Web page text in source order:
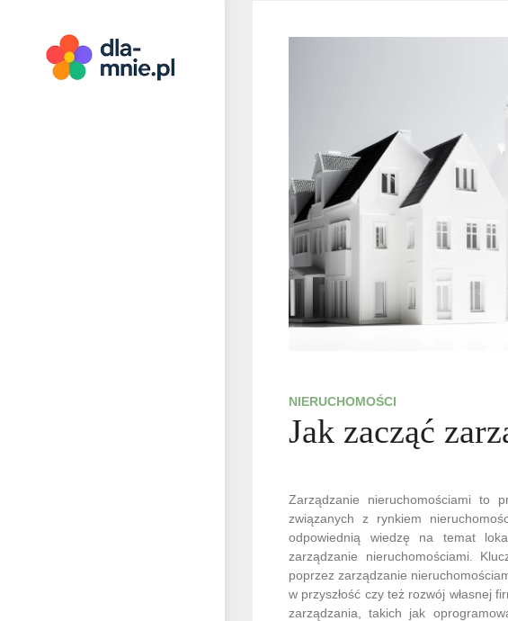
NIERUCHOMOŚCI
Jak zacząć
Zarządzanie nieruchomościami to
związanych z rynkiem
odpowiednią wiedzę na temat
zarządzanie nieruchomościami.
poprzez zarządzanie
w przyszłość czy też rozwój własnej
zarządzania, takich jak